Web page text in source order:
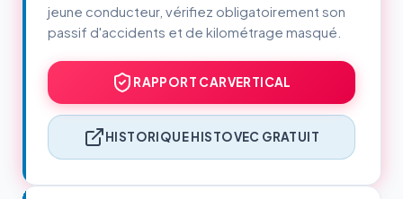
jeune conducteur, vérifiez obligatoirement son
passif d'accidents et de kilométrage masqué.
RAPPORT CARVERTICAL
HISTORIQUE HISTOVEC GRATUIT